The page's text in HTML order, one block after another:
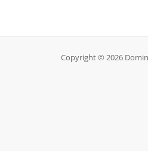
Copyright © 2026